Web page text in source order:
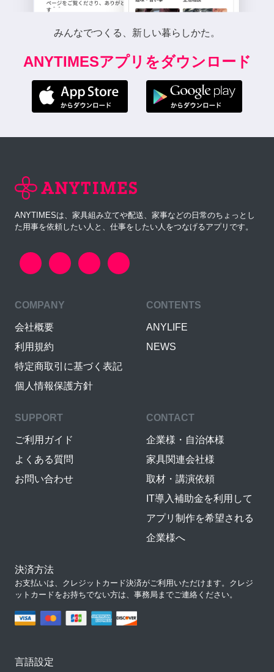
みんなでつくる、新しい暮らしかた。
ANYTIMESアプリをダウンロード
ANYTIMESは、家具組み立てや配送、家事などの日常のちょっとし
た用事を依頼したい人と、仕事をしたい人をつなげるアプリです。
COMPANY
会社概要
利用規約
特定商取引に基づく表記
個人情報保護方針
CONTENTS
ANYLIFE
NEWS
SUPPORT
ご利用ガイド
よくある質問
お問い合わせ
CONTACT
企業様・自治体様
家具関連会社様
取材・講演依頼
IT導入補助金を利用して
アプリ制作を希望される
企業様へ
決済方法
お支払いは、クレジットカード決済がご利用いただけます。クレジ
ットカードをお持ちでない方は、事務局までご連絡ください。
言語設定